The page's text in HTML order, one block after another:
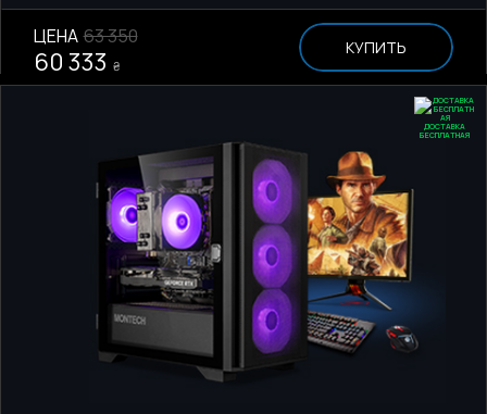
ЦЕНА 63 350
60 333 ₴
КУПИТЬ
ДОСТАВКА
БЕСПЛАТНАЯ